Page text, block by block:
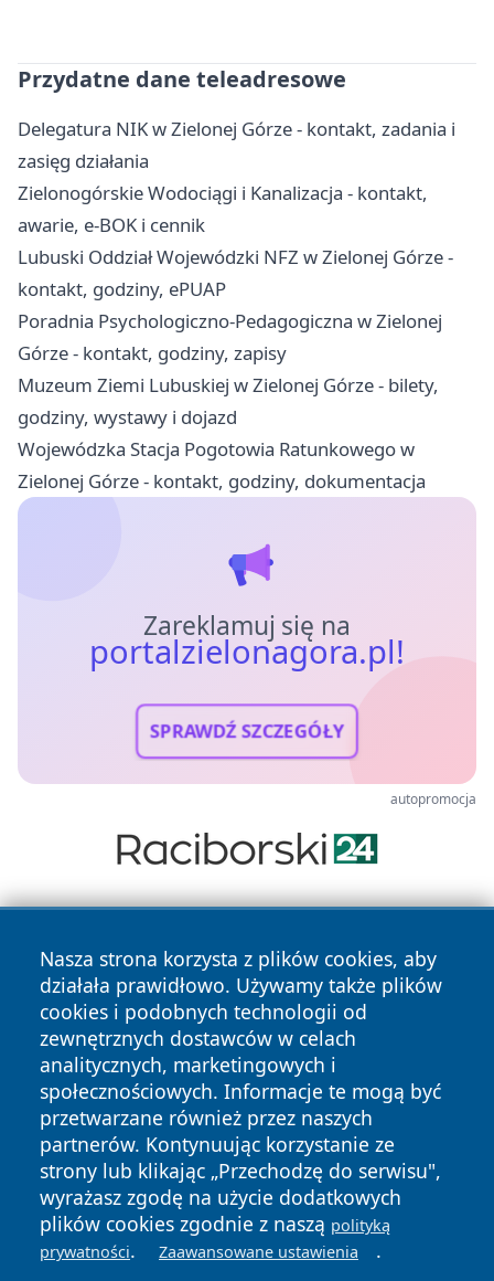
Przydatne dane teleadresowe
Delegatura NIK w Zielonej Górze - kontakt, zadania i
zasięg działania
Zielonogórskie Wodociągi i Kanalizacja - kontakt,
awarie, e-BOK i cennik
Lubuski Oddział Wojewódzki NFZ w Zielonej Górze -
kontakt, godziny, ePUAP
Poradnia Psychologiczno-Pedagogiczna w Zielonej
Górze - kontakt, godziny, zapisy
Muzeum Ziemi Lubuskiej w Zielonej Górze - bilety,
godziny, wystawy i dojazd
Wojewódzka Stacja Pogotowia Ratunkowego w
Zielonej Górze - kontakt, godziny, dokumentacja
Zareklamuj się na
portalzielonagora.pl!
SPRAWDŹ SZCZEGÓŁY
autopromocja
Nasza strona korzysta z plików cookies, aby
działała prawidłowo. Używamy także plików
cookies i podobnych technologii od
zewnętrznych dostawców w celach
analitycznych, marketingowych i
społecznościowych. Informacje te mogą być
przetwarzane również przez naszych
partnerów. Kontynuując korzystanie ze
strony lub klikając „Przechodzę do serwisu",
wyrażasz zgodę na użycie dodatkowych
plików cookies zgodnie z naszą polityką
prywatności. Zaawansowane ustawienia .
Copyright © 2026 portalzielonagora.pl Wszystkie prawa
zastrzeżone.
News Autorzy
Polityka
Prywatności
Polityka
Cookies